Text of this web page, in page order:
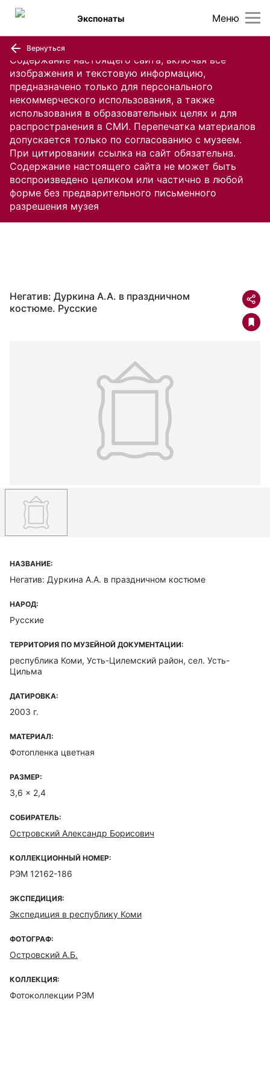
Содержание настоящего сайта, включая все
изображения и текстовую информацию,
предназначено только для персонального
некоммерческого использования, а также
использования в образовательных целях и для
распространения в СМИ. Перепечатка материалов
допускается только по согласованию с музеем.
При цитировании ссылка на сайт обязательна.
Содержание настоящего сайта не может быть
воспроизведено целиком или частично в любой
форме без предварительного письменного
разрешения музея
Меню
Экспонаты
Вернуться
Негатив: Дуркина А.А. в праздничном
костюме. Русские
НАЗВАНИЕ:
Негатив: Дуркина А.А. в праздничном костюме
НАРОД:
Русские
ТЕРРИТОРИЯ ПО МУЗЕЙНОЙ ДОКУМЕНТАЦИИ:
республика Коми, Усть-Цилемский район, сел. Усть-
Цильма
ДАТИРОВКА:
2003 г.
МАТЕРИАЛ:
Фотопленка цветная
РАЗМЕР:
3,6 x 2,4
СОБИРАТЕЛЬ:
Островский Александр Борисович
КОЛЛЕКЦИОННЫЙ НОМЕР:
РЭМ 12162-186
ЭКСПЕДИЦИЯ:
Экспедиция в республику Коми
ФОТОГРАФ:
Островский А.Б.
КОЛЛЕКЦИЯ:
Фотоколлекции РЭМ